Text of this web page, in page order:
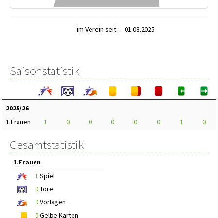
im Verein seit: 01.08.2025
Saisonstatistik
2025/26
1.Frauen
1 0 0 0 0 0 1 0
Gesamtstatistik
1.Frauen
1 Spiel
0Tore
0Vorlagen
0Gelbe Karten